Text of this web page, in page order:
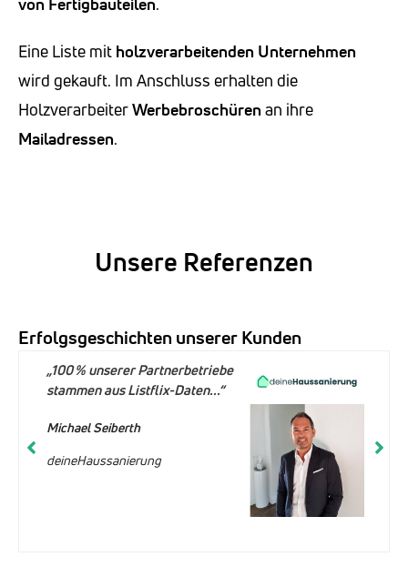
Eine Liste mit holzverarbeitenden Unternehmen
wird gekauft. Im Anschluss erhalten die
HolzverarbeiterWerbebroschüren an ihre
Mailadressen.
Unsere Referenzen
Erfolgsgeschichten unserer Kunden
„100 % unserer Partnerbetriebe
stammen aus Listflix-Daten...“
Michael Seiberth
deineHaussanierung